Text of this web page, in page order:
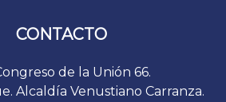
CONTACTO
de la Unión 66.
Alcaldía Venustiano Carranza.